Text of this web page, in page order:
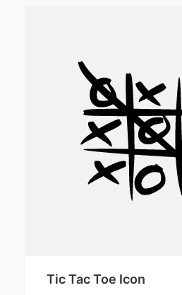
Tic Tac Toe Icon